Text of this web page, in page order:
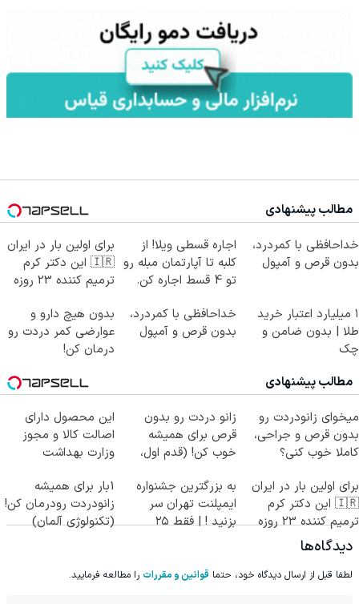
مطالب پیشنهادی
خداحافظی با کمردرد،
بدون قرص و آمپول
اجاره‌ قسطی ویلا! از
کلبه تا آپارتمان مبله رو
تو 4 قسط اجاره کن.
برای اولین بار در ایران
🇮🇷 این دکتر کرم
ترمیم کننده 23 روزه
۱ میلیارد اعتبار خرید
طلا | بدون ضامن و
چک
خداحافظی با کمردرد،
بدون قرص و آمپول
بدون هیچ دارو و
عوارضی کمر دردت رو
درمان کن!
مطالب پیشنهادی
میخوای زانودردت رو
بدون قرص و جراحی،
کاملا خوب کنی؟
زانو دردت رو بدون
قرص برای همیشه
خوب کن! (قدم اول،
این محصول دارای
اصالت کالا و مجوز
وزارت بهداشت
برای اولین بار در ایران
🇮🇷 این دکتر کرم
ترمیم کننده 23 روزه
ساخت!
به بزرگترین جشنواره
ایمپلنت تهران سر
بزنید ! | فقط ۲۵
1بار برای همیشه
زانودردت رودرمان کن!
(تکنولوژی آلمان)
دیدگاه‌ها
لطفا قبل از ارسال دیدگاه خود، حتما قوانین و مقررات را مطالعه فرمایید.